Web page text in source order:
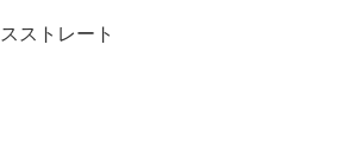
ストレート